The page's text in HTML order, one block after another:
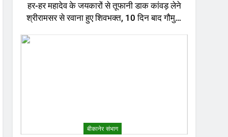
हर-हर महादेव के जयकारों से तूफानी डाक कांवड़ लेने
श्रीरामसर से रवाना हुए शिवभक्त, 10 दिन बाद गौमुख
बीकानेर संभाग